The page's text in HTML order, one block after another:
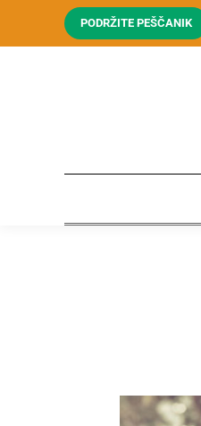
PODRŽITE PEŠČANIK